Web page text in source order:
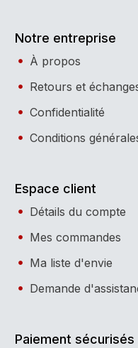
Notre entreprise
À propos
Retours et
Confidentialité
Conditions
Espace client
Détails du compte
Mes commandes
Ma liste d'envie
Demande
Paiement sécurisés